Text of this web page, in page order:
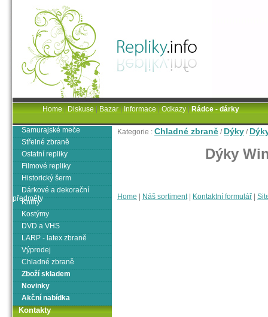
Kategorie : Chladné zbraně / Dýky /
Dýky
Home Náš sortiment| Kontaktní formulář
Samurajské meče
Střelné zbraně
Ostatní repliky
Filmové repliky
Historický šerm
Dárkové a dekorační
předměty
Knihy
Kostýmy
DVD a VHS
LARP - latex zbraně
Výprodej
Chladné zbraně
Zboží skladem
Novinky
Akční nabídka
Kontakty
Home|Diskuse|Bazar|Informace|Odkazy|Rádce - dárky